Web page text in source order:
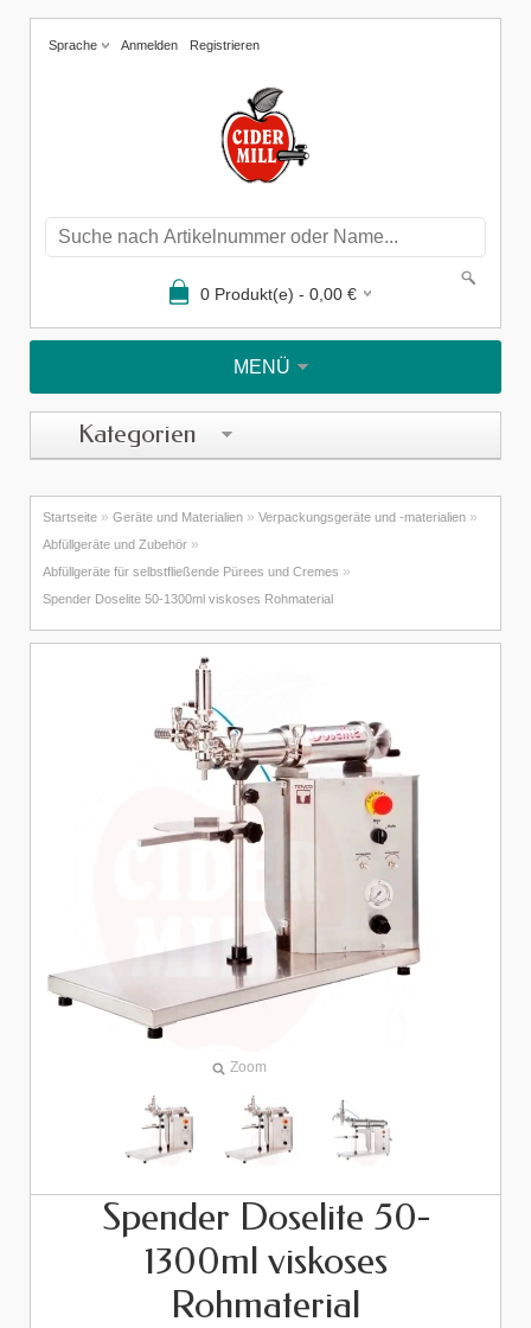
Sprache Anmelden Registrieren
0 Produkt(e) - 0,00 €
MENÜ
Kategorien
Startseite » Geräte und Materialien » Verpackungsgeräte und -materialien »
Abfüllgeräte und Zubehör »
Abfüllgeräte für selbstfließende Pürees und Cremes »
Spender Doselite 50-1300ml viskoses Rohmaterial
Zoom
Spender Doselite 50-
1300ml viskoses
Rohmaterial